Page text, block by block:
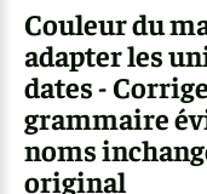
Couleur du
adapter les
dates -
grammaire
noms
original